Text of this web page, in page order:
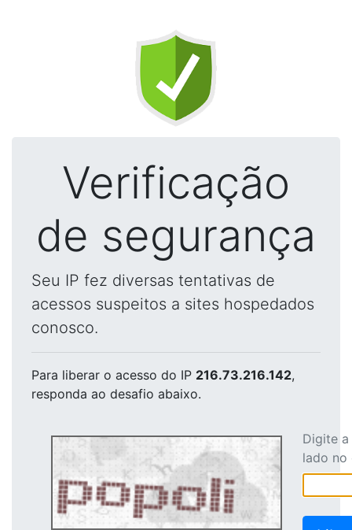
Verificação
de segurança
Seu IP fez diversas tentativas de
acessos suspeitos a sites hospedados
conosco.
Para liberar o acesso do IP 216.73.216.142,
responda ao desafio abaixo.
Digite
lado no